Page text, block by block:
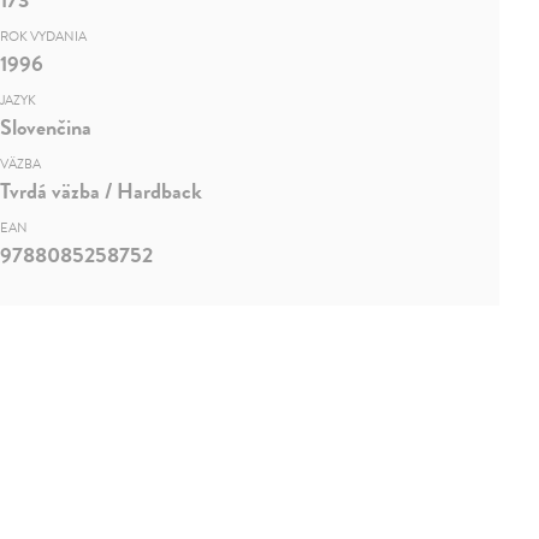
ROK VYDANIA
1996
JAZYK
Slovenčina
VÄZBA
Tvrdá väzba / Hardback
EAN
9788085258752